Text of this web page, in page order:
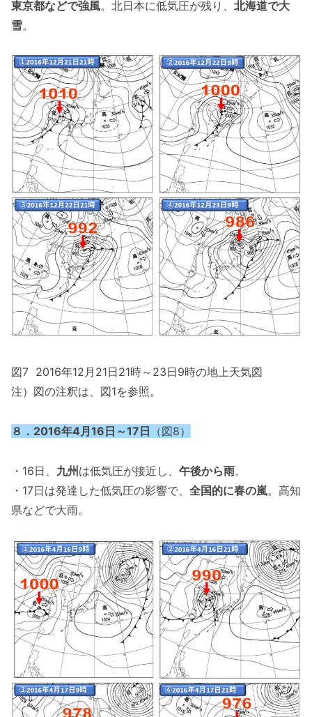
東京都などで強風。北日本に低気圧が残り、 北海道で大
雪。
図7 2016年12月21日21時～23日9時の地上天気図
注）図の注釈は、図1を参照。
８．2016年4月16日～17日 （図8）
・16日、 九州は低気圧が接近し、 午後から雨。
・17日は発達した低気圧の影響で、 全国的に春の嵐。高知
県などで大雨。